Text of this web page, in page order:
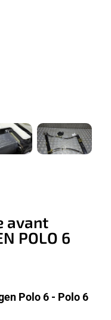
avant
POLO 6
Polo 6 - Polo 6